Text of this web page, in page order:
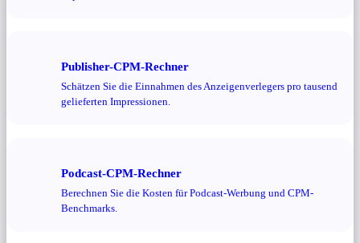
Publisher-CPM-Rechner
Schätzen Sie die Einnahmen des Anzeigenverlegers pro tausend
gelieferten Impressionen.
Podcast-CPM-Rechner
Berechnen Sie die Kosten für Podcast-Werbung und CPM-
Benchmarks.